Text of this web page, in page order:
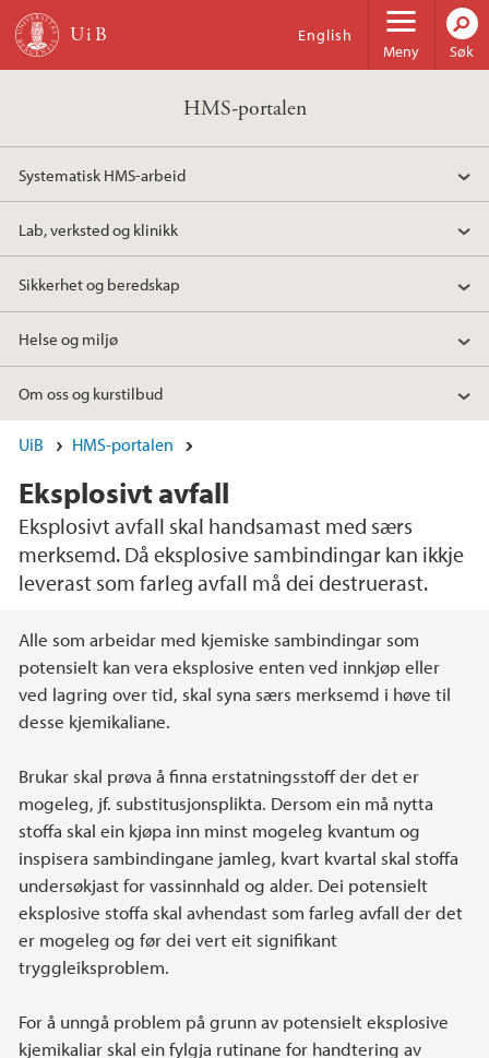
Hopp til hovedinnhold
Meny
English
Søk
HMS-portalen
Systematisk HMS-arbeid
Lab, verksted og klinikk
Sikkerhet og beredskap
Helse og miljø
Om oss og kurstilbud
UiB HMS-portalen
Eksplosivt avfall
Eksplosivt avfall skal handsamast med særs
merksemd. Då eksplosive sambindingar kan ikkje
leverast som farleg avfall må dei destruerast.
Hovedinnhold
Alle som arbeidar med kjemiske sambindingar som
potensielt kan vera eksplosive enten ved innkjøp eller
ved lagring over tid, skal syna særs merksemd i høve til
desse kjemikaliane.
Brukar skal prøva å finna erstatningsstoff der det er
mogeleg, jf. substitusjonsplikta. Dersom ein må nytta
stoffa skal ein kjøpa inn minst mogeleg kvantum og
inspisera sambindingane jamleg, kvart kvartal skal stoffa
undersøkjast for vassinnhald og alder. Dei potensielt
eksplosive stoffa skal avhendast som farleg avfall der det
er mogeleg og før dei vert eit signifikant
tryggleiksproblem.
For å unngå problem på grunn av potensielt eksplosive
kjemikaliar skal ein fylgja rutinane for handtering av